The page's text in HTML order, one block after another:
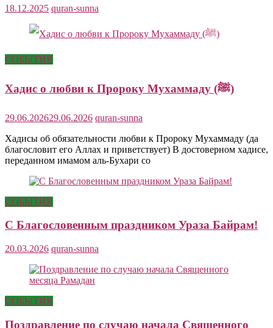
18.12.2025 quran-sunna
СОБЫТИЯ
Хадис о любви к Пророку Мухаммаду (ﷺ)
29.06.202629.06.2026 quran-sunna
Хадисы об обязательности любви к Пророку Мухаммаду (да
благословит его Аллах и приветствует) В достоверном хадисе,
переданном имамом аль-Бухари со
СОБЫТИЯ
С Благословенным праздником Ураза Байрам!
20.03.2026 quran-sunna
СОБЫТИЯ
Поздравление по случаю начала Священного